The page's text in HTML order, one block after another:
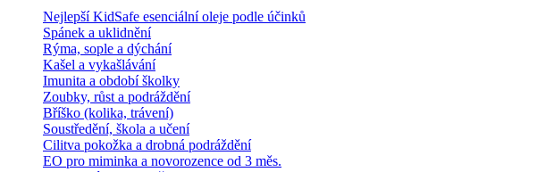
Nejlepší KidSafe esenciální oleje podle účinků
Spánek a uklidnění
Rýma, sople a dýchání
Kašel a vykašlávání
Imunita a období školky
Zoubky, růst a podráždění
Bříško (kolika, trávení)
Soustředění, škola a učení
Cilitva pokožka a drobná podráždění
EO pro miminka a novorozence od 3 měs.